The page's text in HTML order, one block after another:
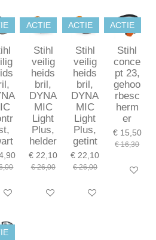
winkelwagen
ACTIE
Stihl
veilig
heids
bril,
DYNA
MIC
Light
Plus,
helder
€ 22,10
€ 26,00
In winkelwagen
ACTIE
Stihl
veilig
heids
bril,
DYNA
MIC
Light
Plus,
getint
€ 22,10
€ 26,00
In winkelwagen
ACTIE
Stihl
conce
pt 23,
gehoo
rbesc
herm
er
€ 15,50
€ 16,30
In